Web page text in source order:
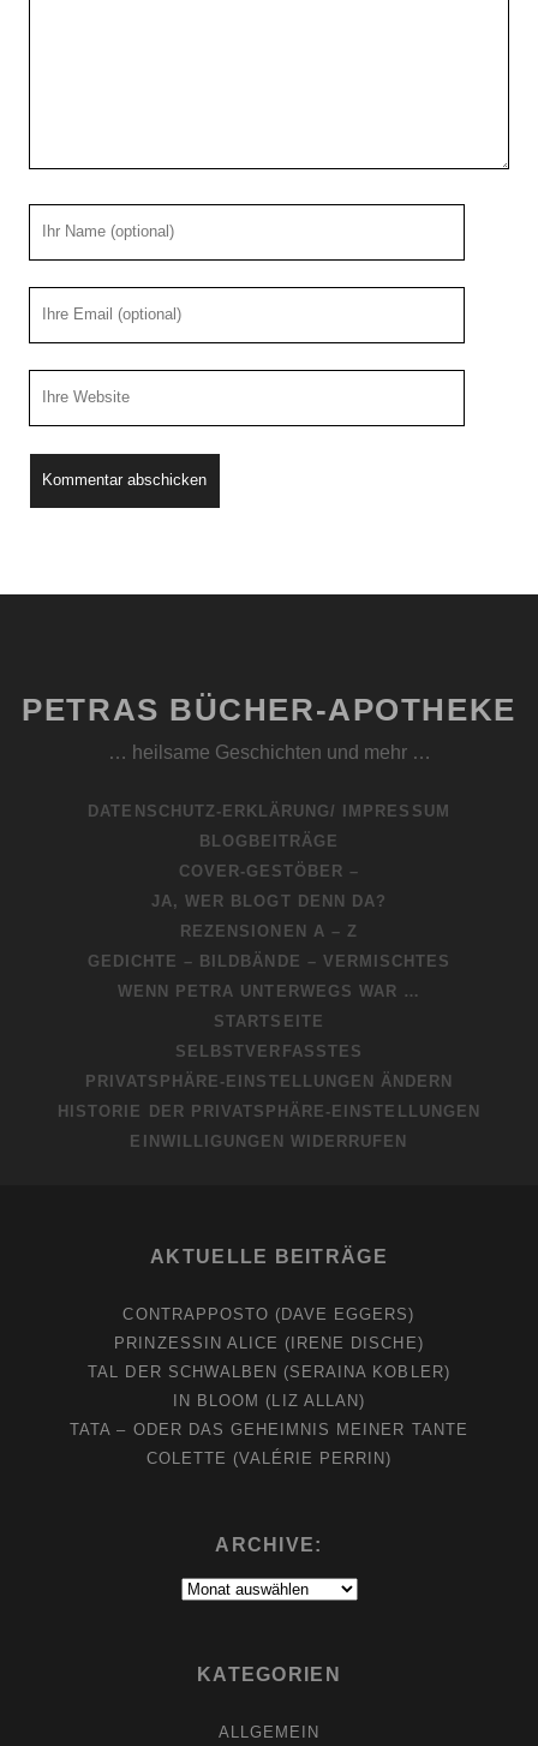
PETRAS BÜCHER-APOTHEKE
… heilsame Geschichten und mehr …
DATENSCHUTZ-ERKLÄRUNG/ IMPRESSUM
BLOGBEITRÄGE
COVER-GESTÖBER –
JA, WER BLOGT DENN DA?
REZENSIONEN A – Z
GEDICHTE – BILDBÄNDE – VERMISCHTES
WENN PETRA UNTERWEGS WAR …
STARTSEITE
SELBSTVERFASSTES
PRIVATSPHÄRE-EINSTELLUNGEN ÄNDERN
HISTORIE DER PRIVATSPHÄRE-EINSTELLUNGEN
EINWILLIGUNGEN WIDERRUFEN
AKTUELLE BEITRÄGE
CONTRAPPOSTO (DAVE EGGERS)
PRINZESSIN ALICE (IRENE DISCHE)
TAL DER SCHWALBEN (SERAINA KOBLER)
IN BLOOM (LIZ ALLAN)
TATA – ODER DAS GEHEIMNIS MEINER TANTE
COLETTE (VALÉRIE PERRIN)
ARCHIVE:
Archive:
KATEGORIEN
ALLGEMEIN